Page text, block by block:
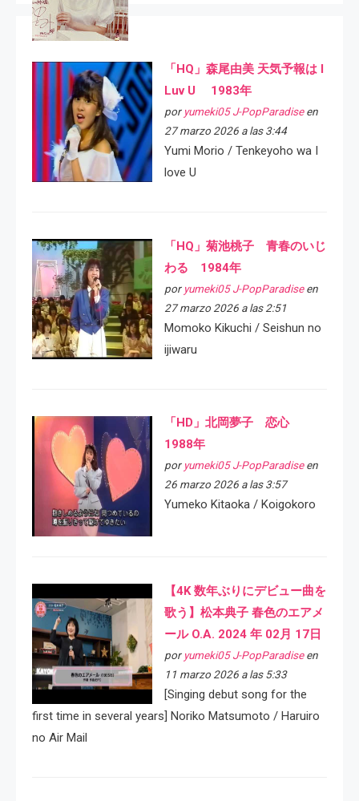
「HQ」森尾由美 天気予報は I
Luv U 1983年
por yumeki05 J-PopParadiseen
27 marzo 2026 a las 3:44
Yumi Morio / Tenkeyoho wa I
love U
「HQ」菊池桃子 青春のいじ
わる 1984年
por yumeki05 J-PopParadiseen
27 marzo 2026 a las 2:51
Momoko Kikuchi / Seishun no
ijiwaru
「HD」北岡夢子 恋心
1988年
por yumeki05 J-PopParadiseen
26 marzo 2026 a las 3:57
Yumeko Kitaoka / Koigokoro
【4K 数年ぶりにデビュー曲を
歌う】松本典子 春色のエアメ
ール O.A. 2024 年 02月 17日
por yumeki05 J-PopParadiseen
11 marzo 2026 a las 5:33
[Singing debut song for the
first time in several years] Noriko Matsumoto / Haruiro
no Air Mail